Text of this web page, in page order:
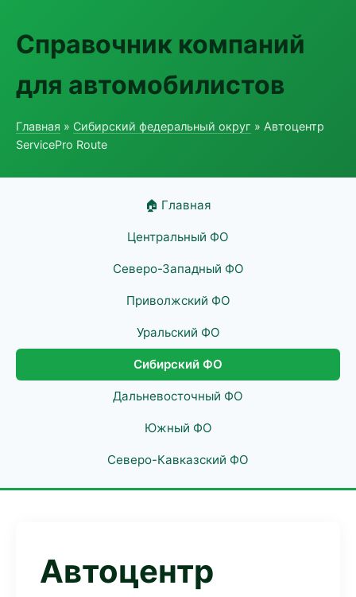
Справочник компаний
для автомобилистов
Главная » Сибирский федеральный округ » Автоцентр
ServicePro Route
🏠 Главная
Центральный ФО
Северо-Западный ФО
Приволжский ФО
Уральский ФО
Сибирский ФО
Дальневосточный ФО
Южный ФО
Северо-Кавказский ФО
Автоцентр